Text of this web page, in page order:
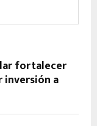
fortalecer
inversión a